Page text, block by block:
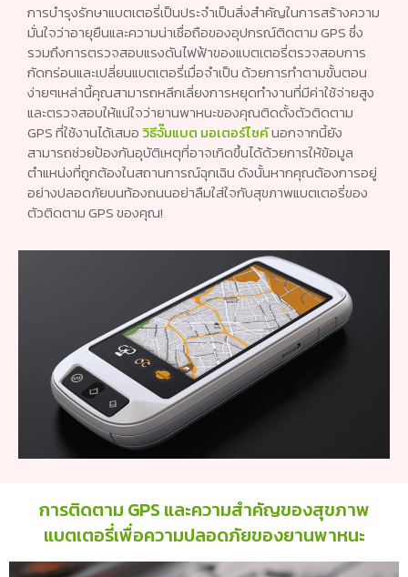
การบำรุงรักษาแบตเตอรี่เป็นประจำเป็นสิ่งสำคัญในการสร้างความ
มั่นใจว่าอายุยืนและความน่าเชื่อถือของอุปกรณ์ติดตาม GPS ซึ่ง
รวมถึงการตรวจสอบแรงดันไฟฟ้าของแบตเตอรี่ตรวจสอบการ
กัดกร่อนและเปลี่ยนแบตเตอรี่เมื่อจำเป็น ด้วยการทำตามขั้นตอน
ง่ายๆเหล่านี้คุณสามารถหลีกเลี่ยงการหยุดทำงานที่มีค่าใช้จ่ายสูง
และตรวจสอบให้แน่ใจว่ายานพาหนะของคุณติดตั้งตัวติดตาม
GPS ที่ใช้งานได้เสมอ วิธีจั๊มแบต มอเตอร์ไซค์นอกจากนี้ยัง
สามารถช่วยป้องกันอุบัติเหตุที่อาจเกิดขึ้นได้ด้วยการให้ข้อมูล
ตำแหน่งที่ถูกต้องในสถานการณ์ฉุกเฉิน ดังนั้นหากคุณต้องการอยู่
อย่างปลอดภัยบนท้องถนนอย่าลืมใส่ใจกับสุขภาพแบตเตอรี่ของ
ตัวติดตาม GPS ของคุณ!
การติดตาม GPS และความสำคัญของสุขภาพ
แบตเตอรี่เพื่อความปลอดภัยของยานพาหนะ